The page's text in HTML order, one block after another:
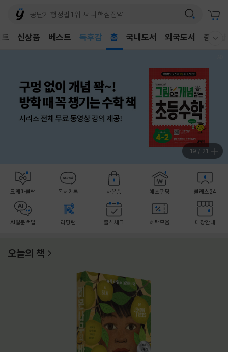
신상품 베스트
어린이
어린이 홈 국내도서 외국도서 중고샵
20 / 21
크레마클럽 독서기록 사은품 예스펀딩 클래스24
AI일문백답 리딩런 출석체크 혜택모음 매장안내
오늘의 책